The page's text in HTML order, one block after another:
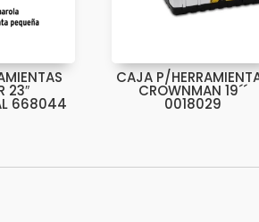
23″
668044
CAJA P/
CROWNMAN 19´´
0018029